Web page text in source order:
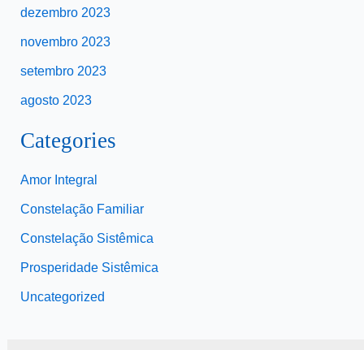
dezembro 2023
novembro 2023
setembro 2023
agosto 2023
Categories
Amor Integral
Constelação Familiar
Constelação Sistêmica
Prosperidade Sistêmica
Uncategorized